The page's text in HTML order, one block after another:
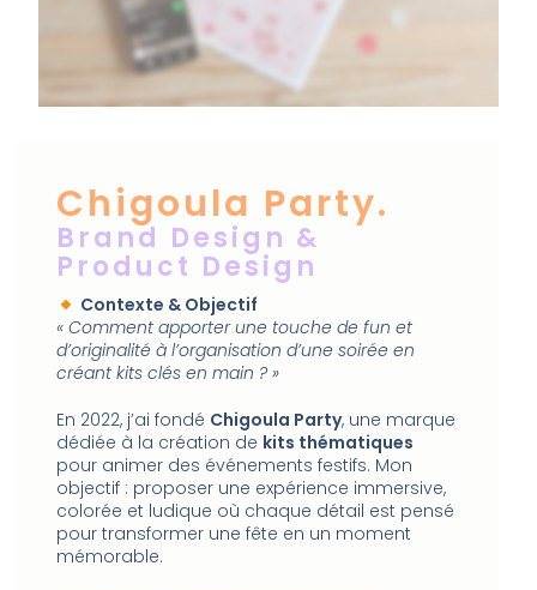
Chigoula Party.
Brand Design &
Product Design
Contexte & Objectif
« Comment apporter une touche de fun et
d’originalité à l’organisation d’une soirée en
créant kits clés en main ? »
En 2022, j’ai fondé Chigoula Party, une marque
dédiée à la création de kits thématiques
pour animer des événements festifs. Mon
objectif : proposer une expérience immersive,
colorée et ludique où chaque détail est pensé
pour transformer une fête en un moment
mémorable.